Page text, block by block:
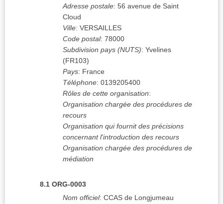
Adresse postale: 56 avenue de Saint
Cloud
Ville: VERSAILLES
Code postal: 78000
Subdivision pays (NUTS): Yvelines
(FR103)
Pays: France
Téléphone: 0139205400
Rôles de cette organisation:
Organisation chargée des procédures de
recours
Organisation qui fournit des précisions
concernant l'introduction des recours
Organisation chargée des procédures de
médiation
8.1 ORG-0003
Nom officiel: CCAS de Longjumeau